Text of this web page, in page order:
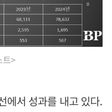
트>
에서 성과를 내고 있다.